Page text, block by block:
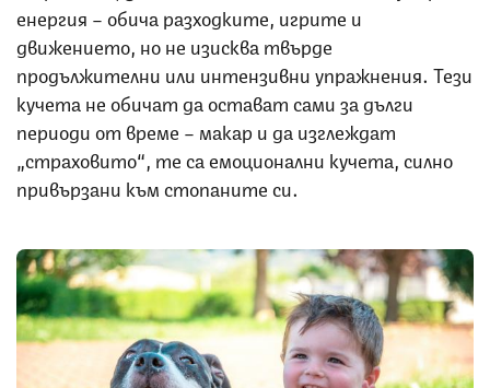
енергия – обича разходките, игрите и
движението, но не изисква твърде
продължителни или интензивни упражнения. Тези
кучета не обичат да остават сами за дълги
периоди от време – макар и да изглеждат
„страховито“, те са емоционални кучета, силно
привързани към стопаните си.